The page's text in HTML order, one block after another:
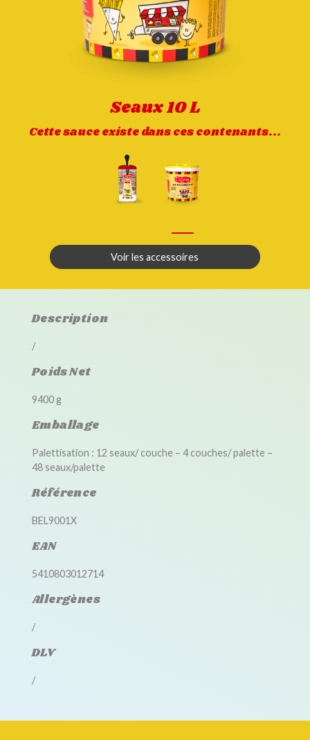
Seaux 10 L
Cette sauce existe dans ces contenants...
Voir les accessoires
Description
/
Poids Net
9400 g
Emballage
Palettisation : 12 seaux/ couche – 4 couches/ palette –
48 seaux/palette
Référence
BEL9001X
EAN
5410803012714
Allergènes
/
DLV
/